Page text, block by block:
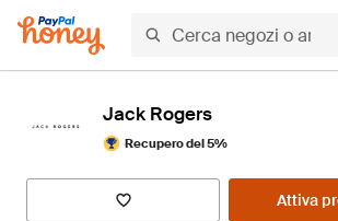
Jack Rogers
Recupero del 5%
Attiva